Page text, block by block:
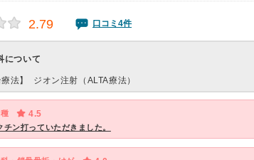
2.79 口コミ4件
について
法】 ジオン注射（ALTA療法）
4.5
チン打っていただきました。